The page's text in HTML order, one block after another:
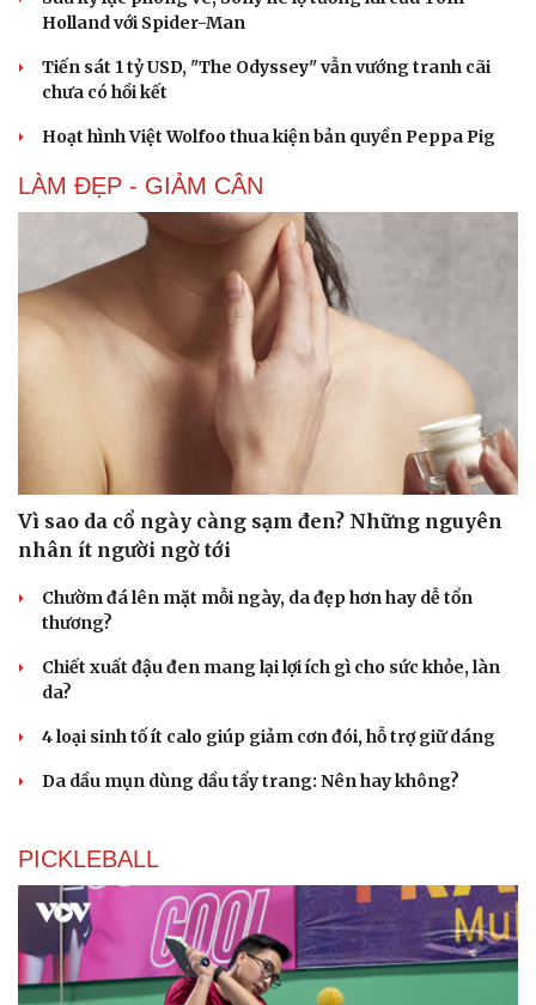
Du lịch
Podcast
Holland với Spider-Man
Tiến sát 1 tỷ USD, "The Odyssey" vẫn vướng tranh cãi
chưa có hồi kết
Hoạt hình Việt Wolfoo thua kiện bản quyền Peppa Pig
LÀM ĐẸP - GIẢM CÂN
Vì sao da cổ ngày càng sạm đen? Những nguyên
nhân ít người ngờ tới
Chườm đá lên mặt mỗi ngày, da đẹp hơn hay dễ tổn
thương?
Chiết xuất đậu đen mang lại lợi ích gì cho sức khỏe, làn
da?
4 loại sinh tố ít calo giúp giảm cơn đói, hỗ trợ giữ dáng
Da dầu mụn dùng dầu tẩy trang: Nên hay không?
PICKLEBALL